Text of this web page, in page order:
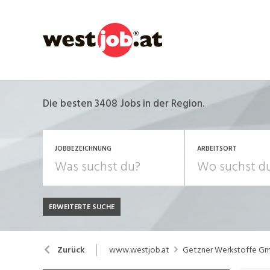
Die besten 3408 Jobs in der Region.
JOBBEZEICHNUNG ARBEITSORT
JOB-TYP
Festanstellung
Bank, Versicherung
Chemie, Pharma, Biotechnologie
ERWEITERTE SUCHE
Zurück www.westjob.at Getzner Werkstoffe